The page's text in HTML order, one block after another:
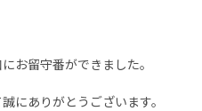
お留守番ができました。
にありがとうございます。